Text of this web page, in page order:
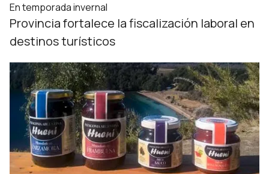
En temporada invernal
Provincia fortalece la fiscalización laboral en
destinos turísticos